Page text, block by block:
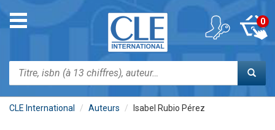
contenu
Toggle
navigation
Rechercher
0
CLE International Auteurs Isabel Rubio Pérez